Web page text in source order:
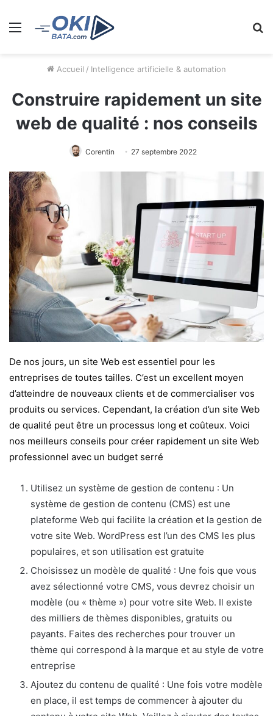
Menu
Accueil / Intelligence artificielle & automation
Construire rapidement un site
web de qualité : nos conseils
Corentin 27 septembre 2022
De nos jours, un site Web est essentiel pour les
entreprises de toutes tailles. C’est un excellent moyen
d’atteindre de nouveaux clients et de commercialiser vos
produits ou services. Cependant, la création d’un site Web
de qualité peut être un processus long et coûteux. Voici
nos meilleurs conseils pour créer rapidement un site Web
professionnel avec un budget serré
Utilisez un système de gestion de contenu : Un
système de gestion de contenu (CMS) est une
plateforme Web qui facilite la création et la gestion de
votre site Web. WordPress est l’un des CMS les plus
populaires, et son utilisation est gratuite
Choisissez un modèle de qualité : Une fois que vous
avez sélectionné votre CMS, vous devrez choisir un
modèle (ou « thème ») pour votre site Web. Il existe
des milliers de thèmes disponibles, gratuits ou
payants. Faites des recherches pour trouver un
thème qui correspond à la marque et au style de votre
entreprise
Ajoutez du contenu de qualité : Une fois votre modèle
en place, il est temps de commencer à ajouter du